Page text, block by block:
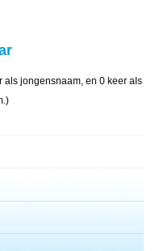
als jongensnaam, en 0 keer als